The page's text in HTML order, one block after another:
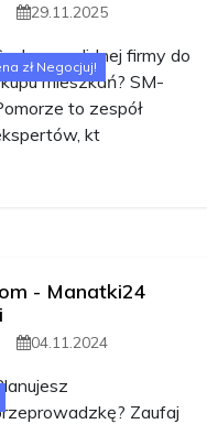
29.11.2025
zł Negocjuj!
solidnej firmy do
mieszkań? SM-
to zespół
kt
- Manatki24
04.11.2024
Zaufaj